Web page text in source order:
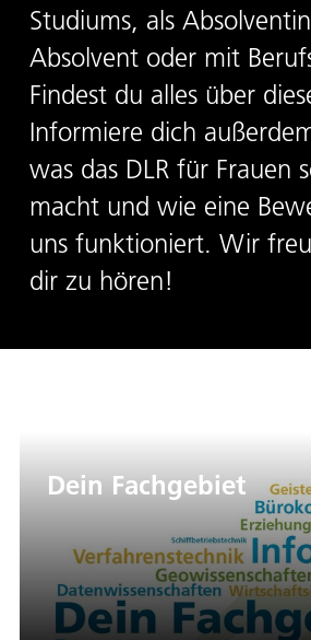
Studiums, als
Absolvent oder mit
Findest du alles über
Informiere dich
was das DLR für Frauen
macht und wie eine
uns funktioniert. Wir
dir zu hören!
Dein Fachgebiet